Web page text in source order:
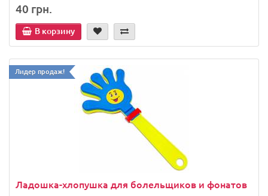
40 грн.
В корзину
Лидер продаж!
Ладошка-хлопушка для болельщиков и фонатов